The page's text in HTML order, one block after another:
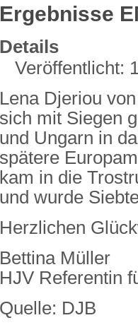
Ergebnisse
Details
Veröffentlicht:
Lena Djeriou
sich mit Siegen
und Ungarn in
spätere
kam in die
und wurde
Herzlichen
Bettina Müller
HJV Referentin
Quelle: DJB